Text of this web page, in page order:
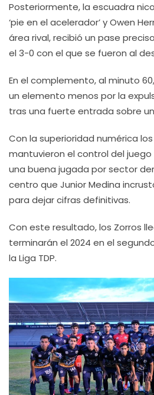
Posteriormente, la escuadra
‘pie en el acelerador’ y Owen
área rival, recibió un pase
el 3-0 con el que se fueron al
En el complemento, al minuto
un elemento menos por la
tras una fuerte entrada sobre
Con la superioridad numérica
mantuvieron el control del
una buena jugada por sector
centro que Junior Medina
para dejar cifras definitivas.
Con este resultado, los Zorros
terminarán el 2024 en el
la Liga TDP.